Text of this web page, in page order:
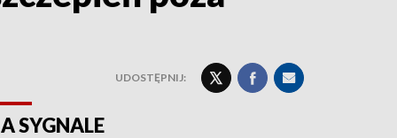
UDOSTĘPNIJ:
SYGNALE